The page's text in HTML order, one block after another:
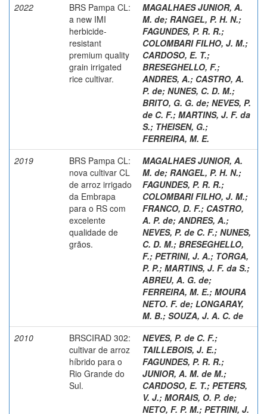
2022
BRS Pampa CL:
a new IMI
herbicide-
resistant
premium quality
grain irrigated
rice cultivar.
MAGALHAES JUNIOR, A.
M. de; RANGEL, P. H. N.;
FAGUNDES, P. R. R.;
COLOMBARI FILHO, J. M.;
CARDOSO, E. T.;
BRESEGHELLO, F.;
ANDRES, A.; CASTRO, A.
P. de; NUNES, C. D. M.;
BRITO, G. G. de; NEVES, P.
de C. F.; MARTINS, J. F. da
S.; THEISEN, G.;
FERREIRA, M. E.
2019
BRS Pampa CL:
nova cultivar CL
de arroz irrigado
da Embrapa
para o RS com
excelente
qualidade de
grãos.
MAGALHAES JUNIOR, A.
M. de; RANGEL, P. H. N.;
FAGUNDES, P. R. R.;
COLOMBARI FILHO, J. M.;
FRANCO, D. F.; CASTRO,
A. P. de; ANDRES, A.;
NEVES, P. de C. F.; NUNES,
C. D. M.; BRESEGHELLO,
F.; PETRINI, J. A.; TORGA,
P. P.; MARTINS, J. F. da S.;
ABREU, A. G. de;
FERREIRA, M. E.; MOURA
NETO. F. de; LONGARAY,
M. B.; SOUZA, J. A. C. de
2010
BRSCIRAD 302:
cultivar de arroz
híbrido para o
Rio Grande do
Sul.
NEVES, P. de C. F.;
TAILLEBOIS, J. E.;
FAGUNDES, P. R. R.;
JUNIOR, A. M. de M.;
CARDOSO, E. T.; PETERS,
V. J.; MORAIS, O. P. de;
NETO, F. P. M.; PETRINI, J.